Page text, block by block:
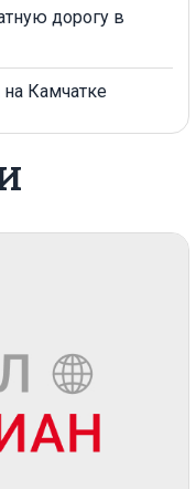
дорогу в
на Камчатке